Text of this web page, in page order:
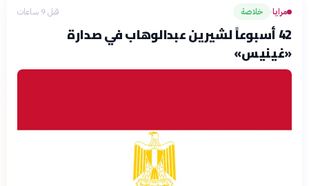
مرايا› خلاصة قبل 9 ساعات
42 أسبوعاً لشيرين عبدالوهاب في صدارة
«غينيس»